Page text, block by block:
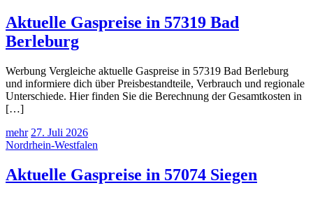
Aktuelle Gaspreise in 57319 Bad
Berleburg
Werbung Vergleiche aktuelle Gaspreise in 57319 Bad Berleburg
und informiere dich über Preisbestandteile, Verbrauch und regionale
Unterschiede. Hier finden Sie die Berechnung der Gesamtkosten in
[…]
mehr 27. Juli 2026
Nordrhein-Westfalen
Aktuelle Gaspreise in 57074 Siegen